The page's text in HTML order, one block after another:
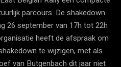
parcours. De shakedown
26 september van 17h tot 22h
heeft de afspraak om
te wijzigen, met als
van Butgenbach dit jaar niet